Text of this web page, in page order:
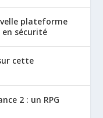
plateforme
sécurité
cette
2 : un RPG